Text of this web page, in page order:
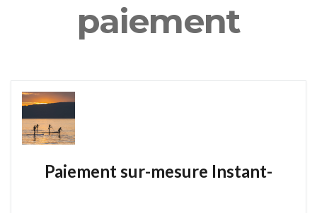
paiement
Paiement sur-mesure Instant-